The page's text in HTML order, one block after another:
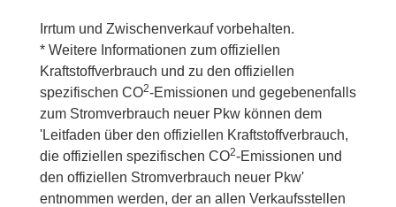
Irrtum und Zwischenverkauf vorbehalten.
* Weitere Informationen zum offiziellen
Kraftstoffverbrauch und zu den offiziellen
spezifischen CO2-Emissionen und gegebenenfalls
zum Stromverbrauch neuer Pkw können dem
'Leitfaden über den offiziellen Kraftstoffverbrauch,
die offiziellen spezifischen CO2-Emissionen und
den offiziellen Stromverbrauch neuer Pkw'
entnommen werden, der an allen Verkaufsstellen